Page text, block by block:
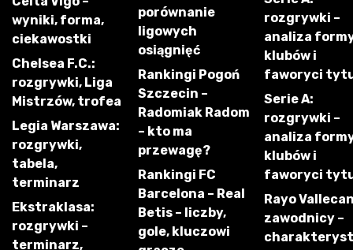
wyniki, forma,
ciekawostki
Chelsea F.C.:
rozgrywki, Liga
Mistrzów, trofea
Legia Warszawa:
rozgrywki,
tabela,
terminarz
Ekstraklasa:
rozgrywki –
terminarz,
porównanie
ligowych
osiągnięć
Rankingi Pogoń
Szczecin –
Radomiak Radom
– kto ma
przewagę?
Rankingi FC
Barcelona – Real
Betis – liczby,
gole, kluczowi
rozgrywki –
analiza
klubów i
faworyci
Serie A:
rozgrywki –
analiza
klubów i
faworyci
Rayo
zawodnicy –